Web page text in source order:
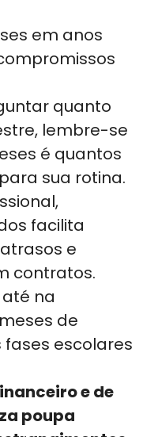
em anos
quanto
lembre-se
é quantos
sua rotina.
facilita
e
contratos.
na
de
fases escolares
e de
poupa